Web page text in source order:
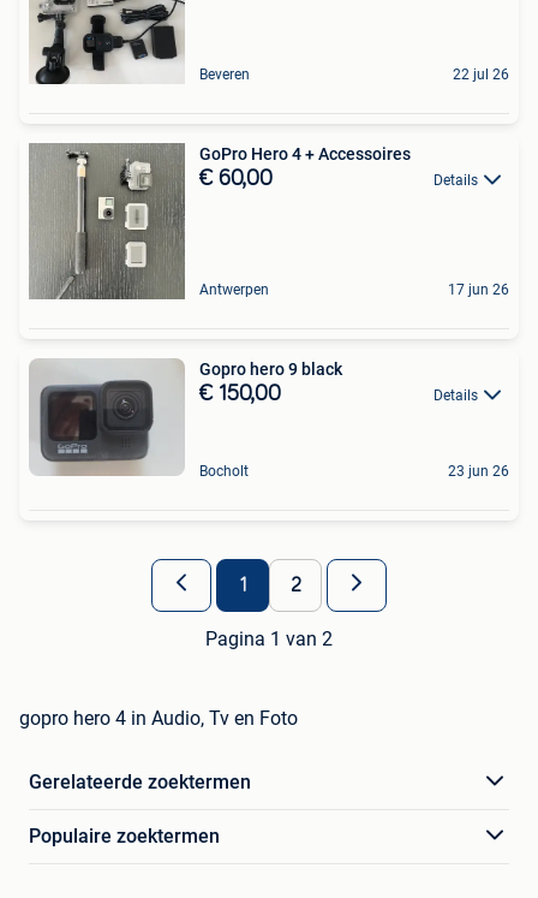
Beveren 22 jul 26
GoPro Hero 4 + Accessoires
€ 60,00 Details
Antwerpen 17 jun 26
Gopro hero 9 black
€ 150,00 Details
Bocholt 23 jun 26
1 2
Pagina 1 van 2
gopro hero 4 in Audio, Tv en Foto
Gerelateerde zoektermen
Populaire zoektermen